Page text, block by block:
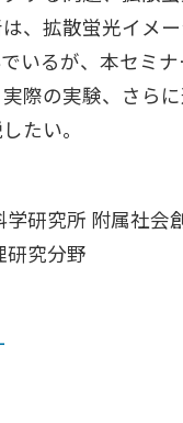
、拡散蛍光イメ
いるが、本セミ
際の実験、さら
たい。
研究所 附属社会
研究分野